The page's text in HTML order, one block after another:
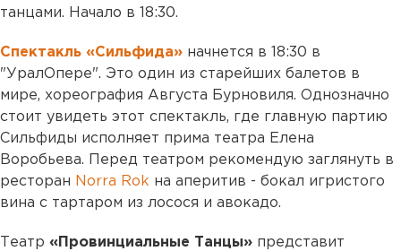
танцами. Начало в 18:30.
Спектакль «Сильфида» начнется в 18:30 в
"УралОпере". Это один из старейших балетов в
мире, хореография Августа Бурновиля. Однозначно
стоит увидеть этот спектакль, где главную партию
Сильфиды исполняет прима театра Елена
Воробьева. Перед театром рекомендую заглянуть в
ресторан Norra Rok на аперитив - бокал игристого
вина с тартаром из лосося и авокадо.
Театр «Провинциальные Танцы» представит